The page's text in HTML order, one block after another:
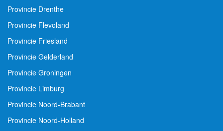
Provincie Drenthe
Provincie Flevoland
Provincie Friesland
Provincie Gelderland
Provincie Groningen
Provincie Limburg
Provincie Noord-Brabant
Provincie Noord-Holland